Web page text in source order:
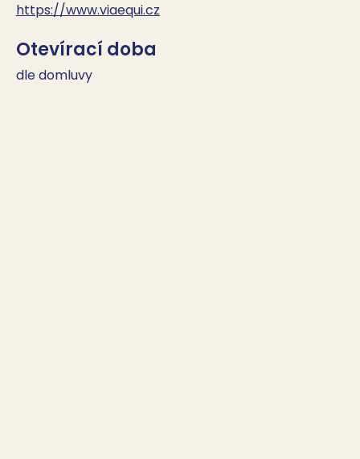
https://www.viaequi.cz
Otevírací doba
dle domluvy